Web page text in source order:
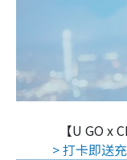
【U GO x
> 打卡即送